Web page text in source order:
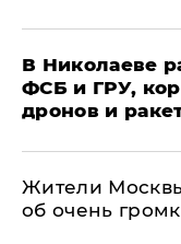
В Николаеве
ФСБ и ГРУ,
дронов и
Жители
об очень